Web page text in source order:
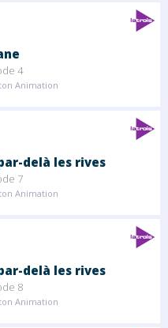
4
Animation
delà les rives
7
Animation
delà les rives
8
Animation